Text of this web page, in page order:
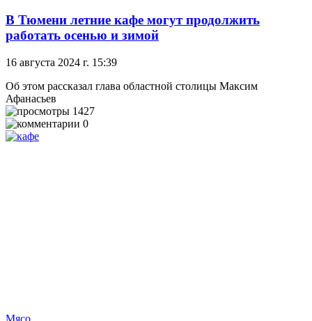
В Тюмени летние кафе могут продолжить
работать осенью и зимой
16 августа 2024 г. 15:39
Об этом рассказал глава областной столицы Максим
Афанасьев
1427
0
Мясо